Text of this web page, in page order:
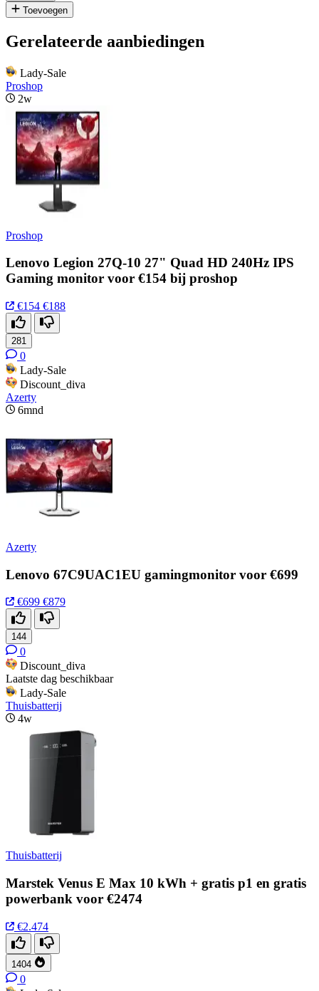
Toevoegen
Gerelateerde aanbiedingen
Lady-Sale
Proshop
2w
Proshop
Lenovo Legion 27Q-10 27" Quad HD 240Hz IPS
Gaming monitor voor €154 bij proshop
€154 €188
281
0
Lady-Sale
Discount_diva
Azerty
6mnd
Azerty
Lenovo 67C9UAC1EU gamingmonitor voor €699
€699 €879
144
0
Discount_diva
Laatste dag beschikbaar
Lady-Sale
Thuisbatterij
4w
Thuisbatterij
Marstek Venus E Max 10 kWh + gratis p1 en gratis
powerbank voor €2474
€2.474
1404
0